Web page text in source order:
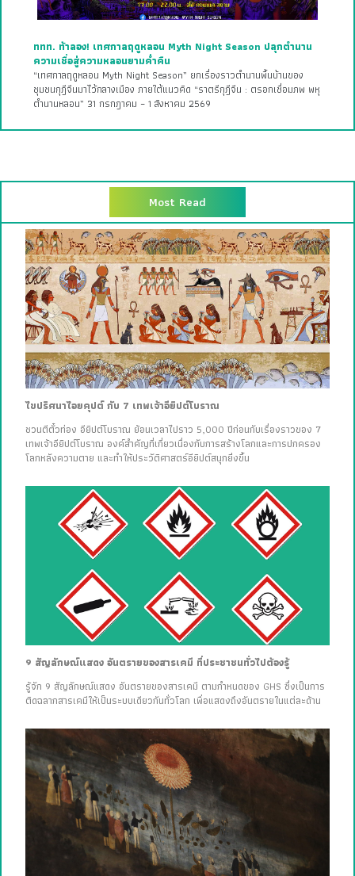
ททท. ท้าลอง! เทศกาลฤดูหลอน Myth Night Season ปลุกตำนาน
ความเชื่อสู่ความหลอนยามค่ำคืน
“เทศกาลฤดูหลอน Myth Night Season” ยกเรื่องราวตำนานพื้นบ้านของ
ชุมชนกุฎีจีนมาไว้กลางเมือง ภายใต้แนวคิด “ราตรีกุฎีจีน : ตรอกเชื่อมภพ พหุ
ตำนานหลอน” 31 กรกฎาคม – 1 สิงหาคม 2569
Most Read
ไขปริศนาไอยคุปต์ กับ 7 เทพเจ้าอียิปต์โบราณ
ชวนตีตั๋วท่อง อียิปต์โบราณ ย้อนเวลาไปราว 5,000 ปีก่อนกับเรื่องราวของ 7
เทพเจ้าอียิปต์โบราณ องค์สำคัญที่เกี่ยวเนื่องกับการสร้างโลกและการปกครอง
โลกหลังความตาย และทำให้ประวัติศาสตร์อียิปต์สนุกยิ่งขึ้น
9 สัญลักษณ์แสดง อันตรายของสารเคมี ที่ประชาชนทั่วไปต้องรู้
รู้จัก 9 สัญลักษณ์แสดง อันตรายของสารเคมี ตามกำหนดของ GHS ซึ่งเป็นการ
ติดฉลากสารเคมีให้เป็นระบบเดียวกันทั่วโลก เพื่อแสดงถึงอันตรายในแต่ละด้าน